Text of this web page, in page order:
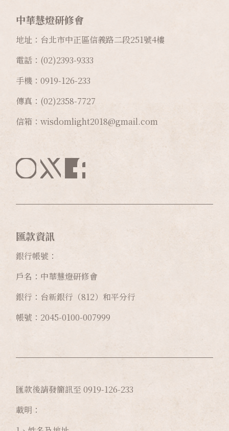
中華慧燈研修會
地址：台北市中正區信義路二段251號4樓
電話：(02)2393-9333
手機：0919-126-233
傳真：(02)2358-7727
信箱：wisdomlight2018@gmail.com
匯款資訊
銀行帳號：
戶名：中華慧燈研修會
銀行：台新銀行（812）和平分行
帳號：2045-0100-007999
匯款後請發簡訊至 0919-126-233
載明：